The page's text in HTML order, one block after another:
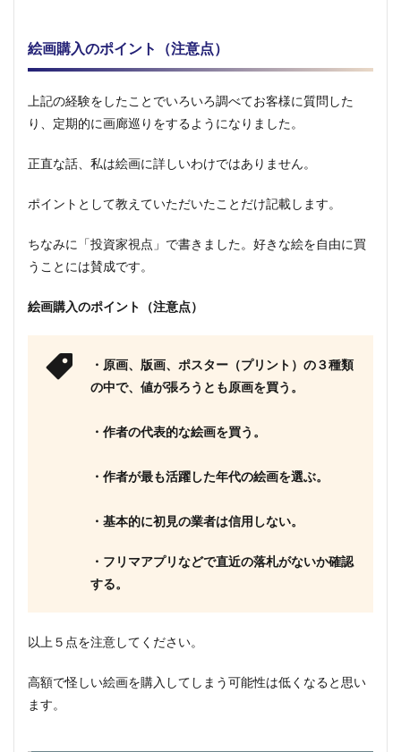
絵画購入のポイント（注意点）
上記の経験をしたことでいろいろ調べてお客様に質問した
り、定期的に画廊巡りをするようになりました。
正直な話、私は絵画に詳しいわけではありません。
ポイントとして教えていただいたことだけ記載します。
ちなみに「投資家視点」で書きました。好きな絵を自由に買
うことには賛成です。
絵画購入のポイント（注意点）
・原画、版画、ポスター（プリント）の３種類
の中で、値が張ろうとも原画を買う。
・作者の代表的な絵画を買う。
・作者が最も活躍した年代の絵画を選ぶ。
・基本的に初見の業者は信用しない。
・フリマアプリなどで直近の落札がないか確認
する。
以上５点を注意してください。
高額で怪しい絵画を購入してしまう可能性は低くなると思い
ます。